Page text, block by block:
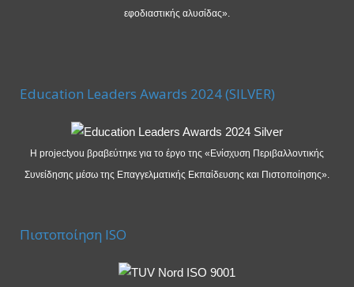
εφοδιαστικής αλυσίδας».
Education Leaders Awards 2024 (SILVER)
Η projectyou βραβεύτηκε για το έργο της «Ενίσχυση Περιβαλλοντικής
Συνείδησης μέσω της Επαγγελματικής Εκπαίδευσης και Πιστοποίησης».
Πιστοποίηση ISO